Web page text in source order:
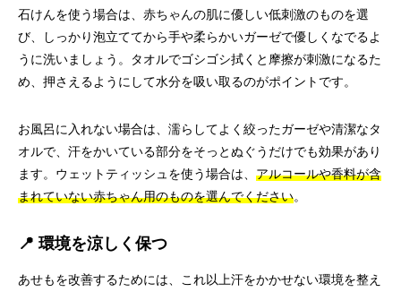
石けんを使う場合は、赤ちゃんの肌に優しい低刺激のものを選
び、しっかり泡立ててから手や柔らかいガーゼで優しくなでるよ
うに洗いましょう。タオルでゴシゴシ拭くと摩擦が刺激になるた
め、押さえるようにして水分を吸い取るのがポイントです。
お風呂に入れない場合は、濡らしてよく絞ったガーゼや清潔なタ
オルで、汗をかいている部分をそっとぬぐうだけでも効果があり
ます。ウェットティッシュを使う場合は、 アルコールや香料が含
まれていない赤ちゃん用のものを選んでください。
📍 環境を涼しく保つ
あせもを改善するためには、これ以上汗をかかせない環境を整え